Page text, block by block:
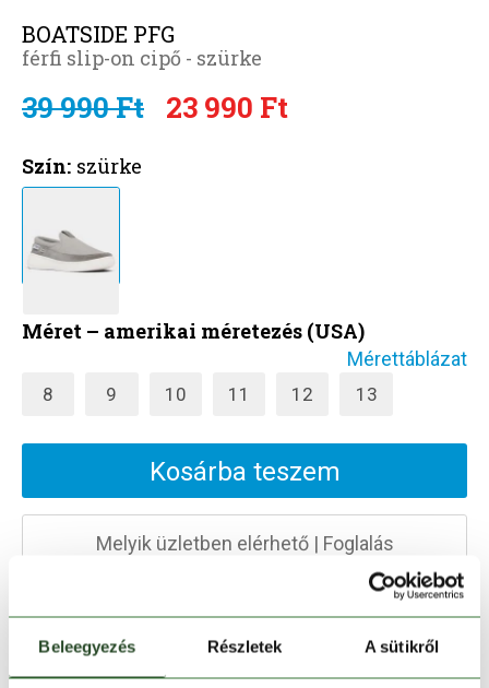
Beleegyezés Részletek A sütikről
BOATSIDE PFG
férfi slip-on cipő - szürke
39 990 Ft 23 990 Ft
Szín: szürke
Méret – amerikai méretezés (USA)
Mérettáblázat
8 9 10 11 12 13
Kosárba teszem
Melyik üzletben elérhető| Foglalás
30 napos visszaküldés
1-2 munkanapos szállítás